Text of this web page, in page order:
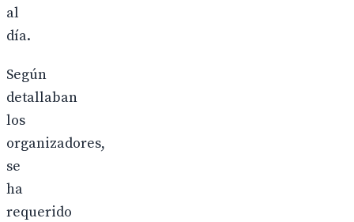
al
día.
Según
detallaban
los
organizadores,
se
ha
requerido